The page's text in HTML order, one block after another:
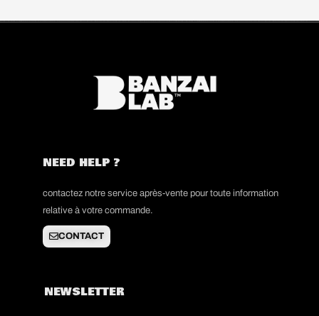
NEED HELP ?
contactez notre service après-vente pour toute information
relative à votre commande.
CONTACT
NEWSLETTER